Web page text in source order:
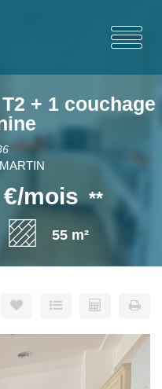
+ 1 couchage
mois **
55 m²